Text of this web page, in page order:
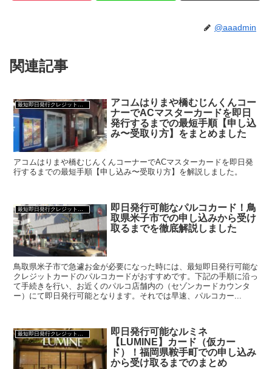
@aaadmin
関連記事
最短即日発行クレジットカード
アコムはりまや橋むじんくんコー
ナーでACマスターカードを即日
発行するまでの最短手順【申し込
み〜受取り方】をまとめました
アコムはりまや橋むじんくんコーナーでACマスターカードを即日発
行するまでの最短手順【申し込み〜受取り方】を解説しました。
最短即日発行クレジットカード
即日発行可能なパルコカード！鳥
取県米子市での申し込みから受け
取るまでを徹底解説しました
鳥取県米子市で急遽お金が必要になった時には、最短即日発行可能な
クレジットカードのパルコカードがおすすめです。下記の手順に沿っ
て手続きを行い、お近くのパルコ店舗内の（セゾンカードカウンタ
ー）にて即日発行可能となります。それでは早速、パルコカー...
即日発行可能なルミネ
【LUMINE】カード（仮カー
ド）！福岡県鞍手町での申し込み
から受け取るまでのまとめ